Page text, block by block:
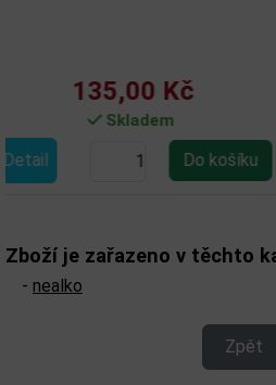
Zboží je zařazeno v těchto
- nealko
Zpět